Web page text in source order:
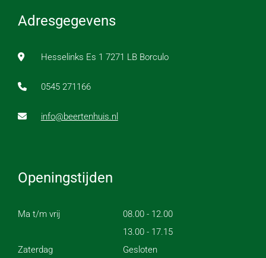
Adresgegevens
Hesselinks Es 1 7271 LB Borculo
0545 271166
info@beertenhuis.nl
Openingstijden
Ma t/m vrij
08.00 - 12.00
13.00 - 17.15
Zaterdag
Gesloten